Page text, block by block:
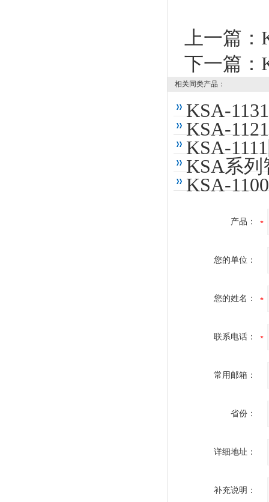
上一篇：
下一篇：
相关同类产品：
KSA-
KSA-
KSA-
KSA系列
KSA-
产品：
您的单位：
您的姓名：
联系电话：
常用邮箱：
省份：
详细地址：
补充说明：